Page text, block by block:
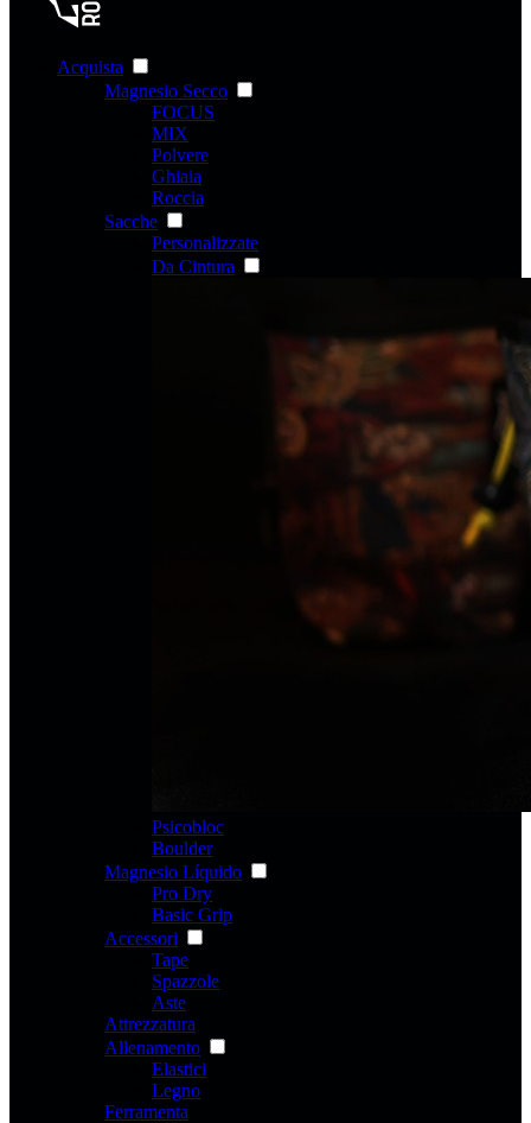
Acquista
Magnesio Secco
FOCUS
MIX
Polvere
Ghiaia
Roccia
Sacche
Personalizzate
Da Cintura
Psicobloc
Boulder
Magnesio Líquido
Pro Dry
Basic Grip
Accessori
Tape
Spazzole
Aste
Attrezzatura
Allenamento
Elastici
Legno
Ferramenta